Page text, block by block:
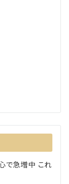
で急増中 これ